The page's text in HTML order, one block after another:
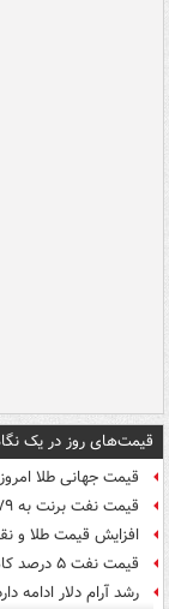
قیمت‌های روز در یک
قیمت جهانی طلا امروز ۱۵ مرداد
قیمت نفت برنت به ۷۹ دلار رسید
افزایش قیمت طلا و
قیمت نفت ۵ درصد کاهش یافت
رشد آرام دلار ادامه